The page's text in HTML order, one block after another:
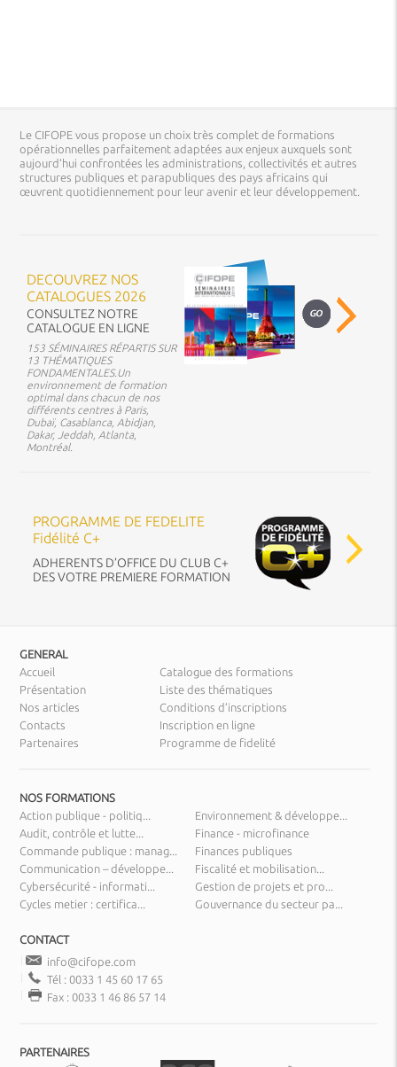
Le CIFOPE vous propose un choix très complet de formations
opérationnelles parfaitement adaptées aux enjeux auxquels sont
aujourd’hui confrontées les administrations, collectivités et autres
structures publiques et parapubliques des pays africains qui
œuvrent quotidiennement pour leur avenir et leur développement.
DECOUVREZ NOS
CATALOGUES 2026
CONSULTEZ NOTRE
CATALOGUE EN LIGNE
153 SÉMINAIRES RÉPARTIS SUR
13 THÉMATIQUES
FONDAMENTALES.Un
environnement de formation
optimal dans chacun de nos
différents centres à Paris,
Dubaï, Casablanca, Abidjan,
Dakar, Jeddah, Atlanta,
Montréal.
PROGRAMME DE FEDELITE
Fidélité C+
ADHERENTS D’OFFICE DU CLUB C+
DES VOTRE PREMIERE FORMATION
GENERAL
Accueil
Présentation
Nos articles
Contacts
Partenaires
Catalogue des formations
Liste des thématiques
Conditions d’inscriptions
Inscription en ligne
Programme de fidelité
NOS FORMATIONS
Action publique - politiq...
Audit, contrôle et lutte...
Commande publique : manag...
Communication – développe...
Cybersécurité - informati...
Cycles metier : certifica...
Environnement & développe...
Finance - microfinance
Finances publiques
Fiscalité et mobilisation...
Gestion de projets et pro...
Gouvernance du secteur pa...
CONTACT
info@cifope.com
Tél : 0033 1 45 60 17 65
Fax : 0033 1 46 86 57 14
PARTENAIRES